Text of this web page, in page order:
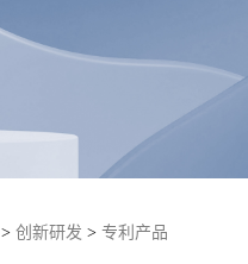
> 创新研发 > 专利产品